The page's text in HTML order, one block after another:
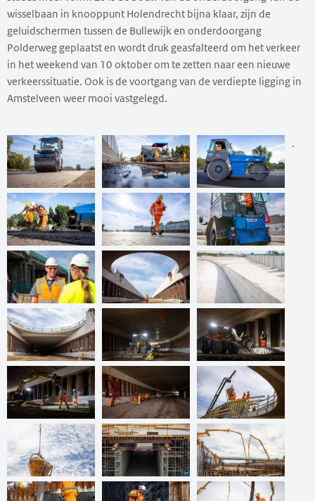
wisselbaan in knooppunt Holendrecht bijna klaar, zijn de
geluidschermen tussen de Bullewijk en onderdoorgang
Polderweg geplaatst en wordt druk geasfalteerd om het verkeer
in het weekend van 10 oktober om te zetten naar een nieuwe
verkeerssituatie. Ook is de voortgang van de verdiepte ligging in
Amstelveen weer mooi vastgelegd.